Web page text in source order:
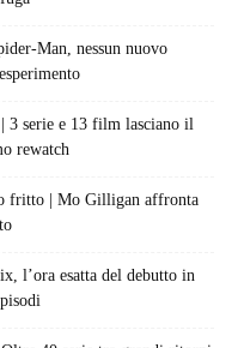
Man, nessun nuovo
3 serie e 13 film lasciano il
rewatch
fritto | Mo Gilligan affronta
l’ora esatta del debutto in